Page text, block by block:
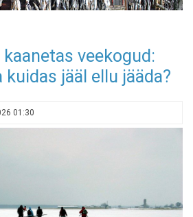
kaanetas veekogud:
kuidas jääl ellu jääda?
01:30